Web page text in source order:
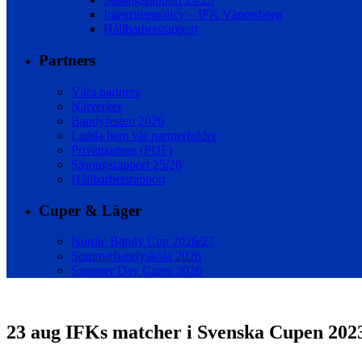
Integritetspolicy – IFK Vänersborg
Hållbarhetsrapport
Partners
Våra partners
Nätverket
Bandyfesten 2026
Ladda hem vår partnerfolder
Privatpartner (PDF)
Säsongsrapport 25/26
Hållbarhetsrapport
Cuper & Läger
Nordic Bandy Cup 2026/27
Sommarbandyskola 2026
Summer Day Camp 2026
23 aug IFKs matcher i Svenska Cupen